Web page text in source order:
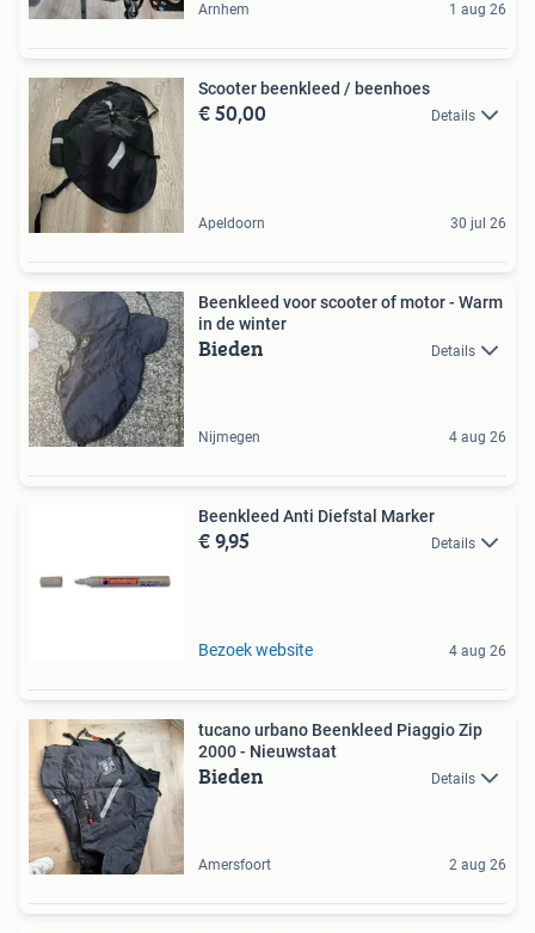
Arnhem 1 aug 26
Scooter beenkleed / beenhoes
€ 50,00 Details
Apeldoorn 30 jul 26
Beenkleed voor scooter of motor - Warm
in de winter
Bieden Details
Nijmegen 4 aug 26
Beenkleed Anti Diefstal Marker
€ 9,95 Details
Bezoek website 4 aug 26
tucano urbano Beenkleed Piaggio Zip
2000 - Nieuwstaat
Bieden Details
Amersfoort 2 aug 26